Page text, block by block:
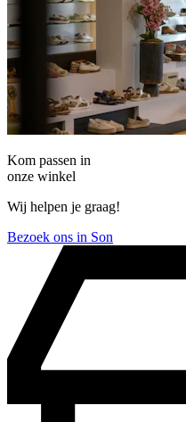
Kom passen in
onze winkel
Wij helpen je graag!
Bezoek ons in Son